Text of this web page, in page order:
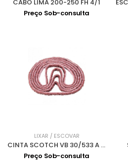
CABO LIMA 200-250 FH 4/1
Preço Sob-consulta
LIXAR / ESCOVAR
CINTA SCOTCH VB 30/533 A 180 MEDIO
Preço Sob-consulta